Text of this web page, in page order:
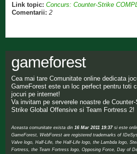
Link topic: Concurs: Counter-Strike
Comentarii: 2
gameforest
Cea mai tare Comunitate online dedicata
GameForest este un loc perfect pentru toti
jocuri pe internet!
Va invitam pe serverele noastre de
Strike Global Offensive si Team Fortress 2!
Aceasta comunitate exista din16 Mar 2011 19:37si este
GameForest, WebForest are registered trademarks of
Valve logo, Half-Life, the Half-Life logo, the Lambda logo,
Fortress, the Team Fortress logo, Opposing Force, Day of